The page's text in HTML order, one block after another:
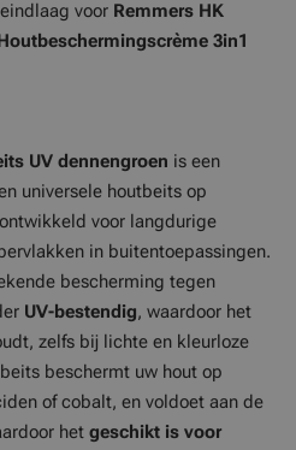
voor Remmers HK
3in1
UV dennengroen is een
universele houtbeits op
voor langdurige
in buitentoepassingen.
bescherming tegen
UV-bestendig, waardoor het
zelfs bij lichte en kleurloze
beschermt uw hout op
of cobalt, en voldoet aan de
het geschikt is voor